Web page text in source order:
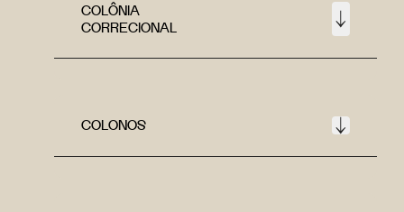
COLÔNIA
CORRECIONAL
COLONOS